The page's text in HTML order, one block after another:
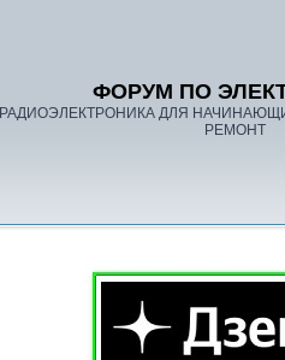
ФОРУМ ПО
РАДИОЭЛЕКТРОНИКА ДЛЯ
РЕМОНТ